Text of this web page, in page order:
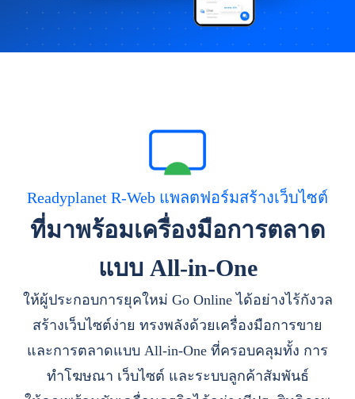
Readyplanet R-Web แพลตฟอร์มสร้างเว็บไซต์
ที่มาพร้อมเครื่องมือการตลาด
แบบ All-in-One
ให้ผู้ประกอบการยุคใหม่ Go Online ได้อย่างไร้กังวล
สร้างเว็บไซต์ง่าย ทรงพลังด้วยเครื่องมือการขาย
และการตลาดแบบ All-in-One ที่ครอบคลุมทั้ง การ
ทำโฆษณา เว็บไซต์ และระบบลูกค้าสัมพันธ์